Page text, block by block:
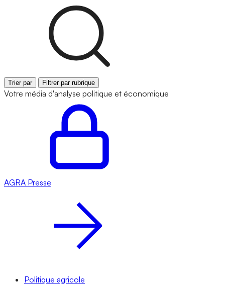
Trier par Filtrer par rubrique
Votre média d'analyse politique et économique
AGRA Presse
Politique agricole